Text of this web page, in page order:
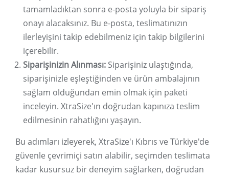
tamamladıktan sonra e-posta yoluyla bir sipariş
onayı alacaksınız. Bu e-posta, teslimatınızın
ilerleyişini takip edebilmeniz için takip bilgilerini
içerebilir.
Siparişinizin Alınması: Siparişiniz ulaştığında,
siparişinizle eşleştiğinden ve ürün ambalajının
sağlam olduğundan emin olmak için paketi
inceleyin. XtraSize'ın doğrudan kapınıza teslim
edilmesinin rahatlığını yaşayın.
Bu adımları izleyerek, XtraSize'ı Kıbrıs ve Türkiye'de
güvenle çevrimiçi satın alabilir, seçimden teslimata
kadar kusursuz bir deneyim sağlarken, doğrudan